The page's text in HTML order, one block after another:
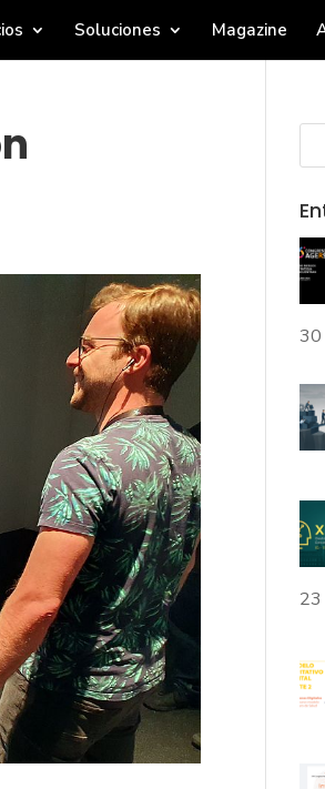
Soluciones Magazine
30
23